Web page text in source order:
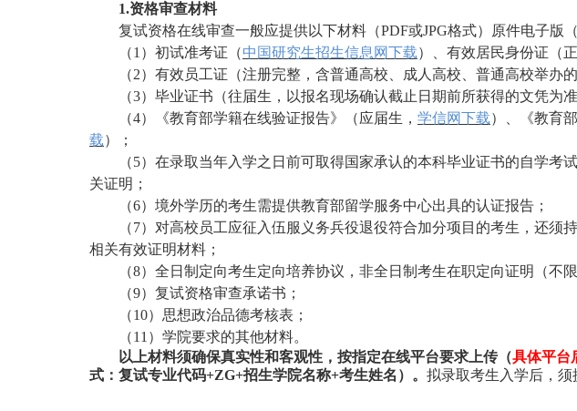
1.资格审查材料
复试资格在线审查一般应提供以下材料（PDF或JPG格式）原件电子版
（1）初试准考证（中国研究生招生信息网下载）、有效居民身份证（
（2）有效员工证（注册完整，含普通高校、成人高校、普通高校举办
（3）毕业证书（往届生，以报名现场确认截止日期前所获得的文凭为
（4）《教育部学籍在线验证报告》（应届生， 学信网下载）、《教育
载）；
（5）在录取当年入学之日前可取得国家承认的本科毕业证书的自学考
关证明；
（6）境外学历的考生需提供教育部留学服务中心出具的认证报告；
（7）对高校员工应征入伍服义务兵役退役符合加分项目的考生，还须
相关有效证明材料；
（8）全日制定向考生定向培养协议，非全日制考生在职定向证明（不
（9）复试资格审查承诺书；
（10）思想政治品德考核表；
（11）学院要求的其他材料。
以上材料须确保真实性和客观性，按指定在线平台要求上传（具体平台
式：复试专业代码+ZG+招生学院名称+考生姓名）。 拟录取考生入学后，